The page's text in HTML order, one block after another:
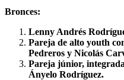
Bronces:
Lenny Andrés
Pareja de alto youth
Pedreros y Nicolás
Pareja júnior,
Ányelo Rodríguez.